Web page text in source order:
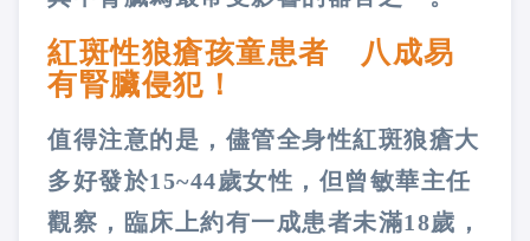
紅斑性狼瘡孩童患者 八成易
有腎臟侵犯！
值得注意的是，儘管全身性紅斑狼瘡大
多好發於15~44歲女性，但曾敏華主任
觀察，臨床上約有一成患者未滿18歲，